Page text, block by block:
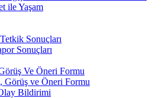
ile Yaşam
Sonuçları
Sonuçları
Ve Öneri Formu
Görüş ve Öneri Formu
Bildirimi